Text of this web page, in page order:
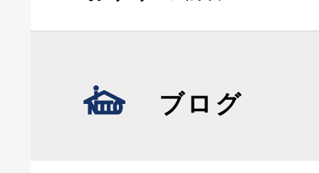
ブログ